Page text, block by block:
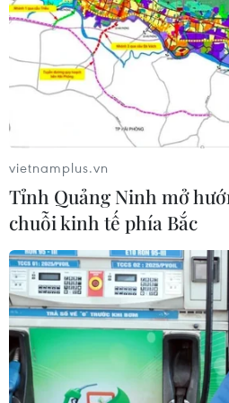
Đại học Quốc gia Hà Nội năm
09/08/2026 08:52
Hải Phòng dự kiến còn 780
mầm non, tiểu học và THCS
Trường Đại học Ngoại thương
bố điểm chuẩn, cao nhất lên
điểm
09/08/2026 08:32
Lộ diện trường đại học đầu
điểm chuẩn cán mốc tuyệt
vietnamplus.vn
Tỉnh Quảng Ninh mở
chuỗi kinh tế phía Bắc